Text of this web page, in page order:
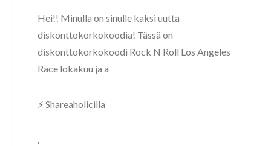
Hei!! Minulla on sinulle kaksi uutta
diskonttokorkokoodia! Tässä on
diskonttokorkokoodi Rock N Roll Los Angeles
Race lokakuu ja a
⚡ Shareaholicilla
.